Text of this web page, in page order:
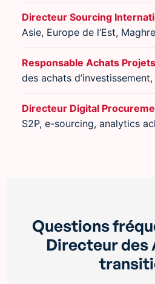
Directeur Sourcing
Asie, Europe de l’Est,
Responsable Achats
des achats
Directeur Digital
S2P, e-sourcing, analytics
Questions
Directeur des